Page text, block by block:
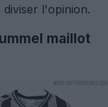
l'opinion.
maillot